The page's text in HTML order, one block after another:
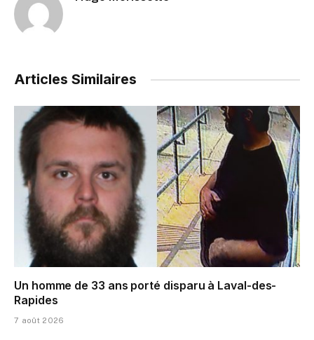
Articles Similaires
Un homme de 33 ans porté disparu à Laval-des-
Rapides
7 août 2026